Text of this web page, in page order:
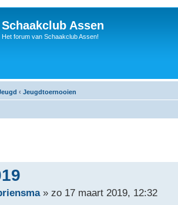
Schaakclub Assen
Het forum van Schaakclub Assen!
‹ Jeugdtoernooien
» zo 17 maart 2019, 12:32